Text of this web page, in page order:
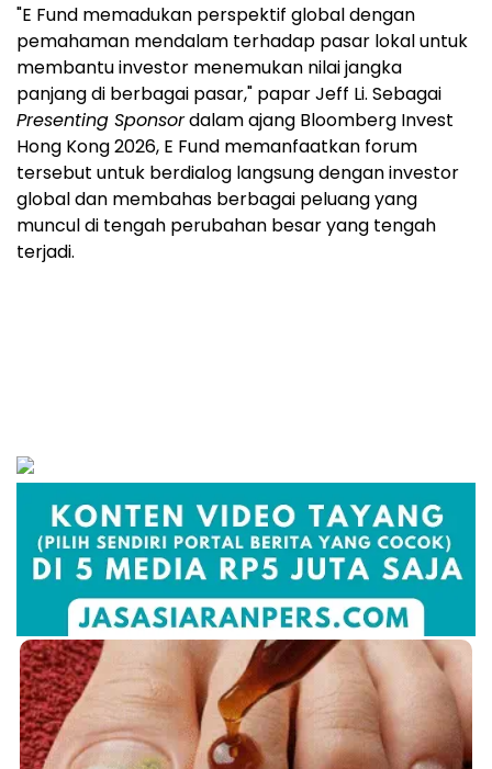
"E Fund memadukan perspektif global dengan
pemahaman mendalam terhadap pasar lokal untuk
membantu investor menemukan nilai jangka
panjang di berbagai pasar," papar Jeff Li. Sebagai
Presenting Sponsordalam ajang Bloomberg Invest
Hong Kong 2026, E Fund memanfaatkan forum
tersebut untuk berdialog langsung dengan investor
global dan membahas berbagai peluang yang
muncul di tengah perubahan besar yang tengah
terjadi.